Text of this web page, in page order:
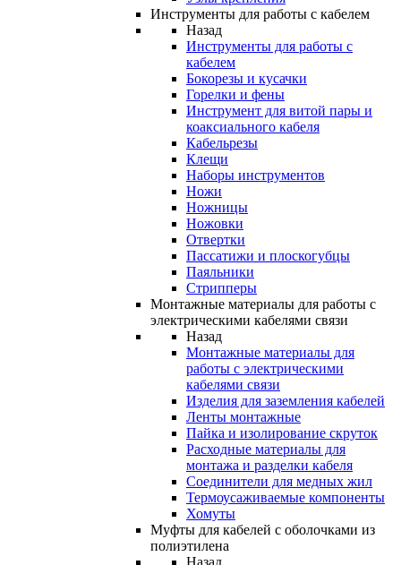
Инструменты для работы с кабелем
Назад
Инструменты для работы с
кабелем
Бокорезы и кусачки
Горелки и фены
Инструмент для витой пары и
коаксиального кабеля
Кабельрезы
Клещи
Наборы инструментов
Ножи
Ножницы
Ножовки
Отвертки
Пассатижи и плоскогубцы
Паяльники
Стрипперы
Монтажные материалы для работы с
электрическими кабелями связи
Назад
Монтажные материалы для
работы с электрическими
кабелями связи
Изделия для заземления кабелей
Ленты монтажные
Пайка и изолирование скруток
Расходные материалы для
монтажа и разделки кабеля
Соединители для медных жил
Термоусаживаемые компоненты
Хомуты
Муфты для кабелей с оболочками из
полиэтилена
Назад